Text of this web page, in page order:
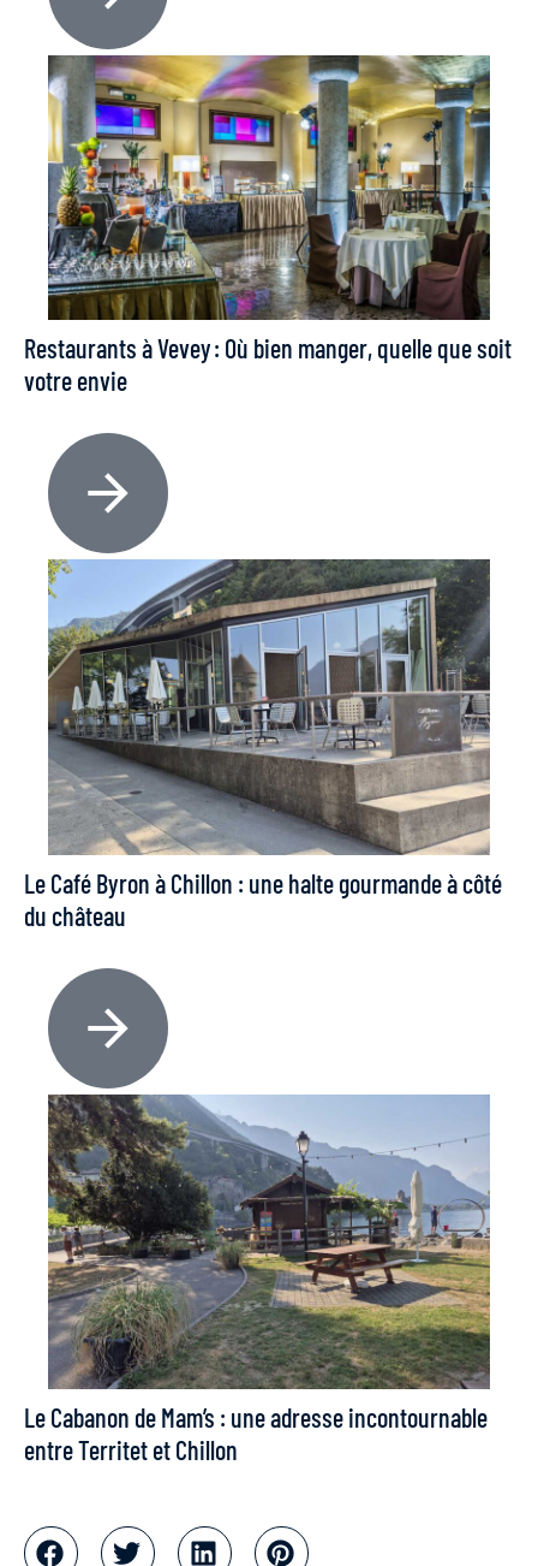
Restaurants à Vevey : Où bien manger, quelle que soit
votre envie
Le Café Byron à Chillon : une halte gourmande à côté
du château
Le Cabanon de Mam’s : une adresse incontournable
entre Territet et Chillon